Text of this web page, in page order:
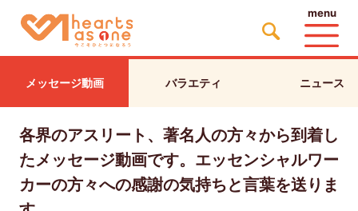
menu
メッセージ動画 バラエティ ニュース
各界のアスリート、著名人の方々から到着し
たメッセージ動画です。エッセンシャルワー
カーの方々への感謝の気持ちと言葉を送りま